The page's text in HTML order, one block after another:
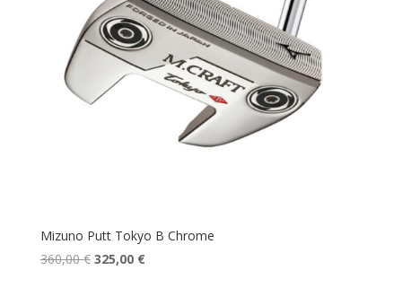
Mizuno Putt Tokyo B Chrome
360,00€ El
325,00 €El